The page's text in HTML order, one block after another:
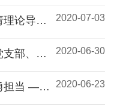
论导师
2020-07-03
部、朱
”表彰
2020-06-30
担当 ——
举行
2020-06-23